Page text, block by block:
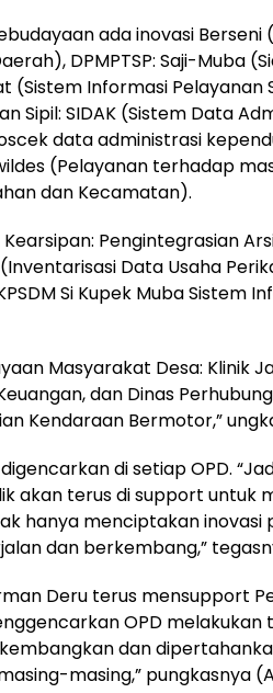
ada inovasi Berseni
DPMPTSP: Saji-Muba
(Sistem Informasi Pelayanan
Sipil: SIDAK (Sistem Data
data administrasi
(Pelayanan terhadap
dan Kecamatan).
Pengintegrasian
Data Usaha
Si Kupek Muba Sistem
Masyarakat Desa: Klinik
dan Dinas
Kendaraan Bermotor,”
di setiap OPD.
akan terus di support untuk
hanya menciptakan inovasi
dan berkembang,”
Deru terus mensupport
OPD melakukan
dan
masing,” pungkasnya